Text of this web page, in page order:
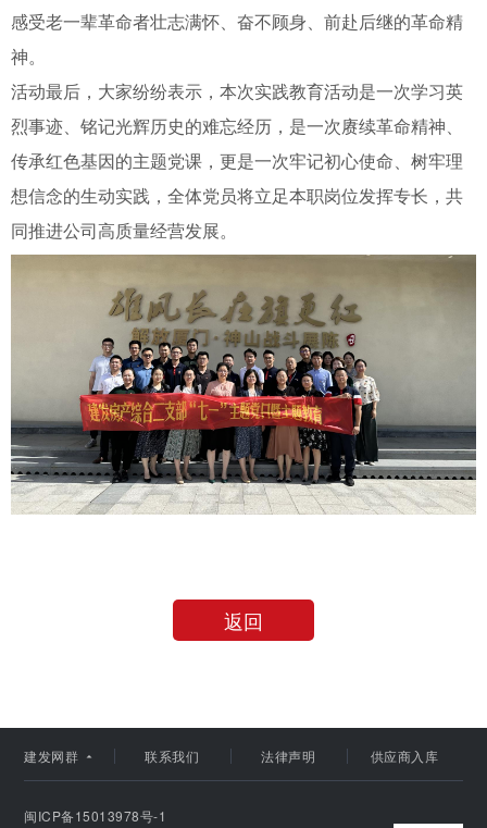
感受老一辈革命者壮志满怀、奋不顾身、前赴后继的革命精
神。
活动最后，大家纷纷表示，本次实践教育活动是一次学习英
烈事迹、铭记光辉历史的难忘经历，是一次赓续革命精神、
传承红色基因的主题党课，更是一次牢记初心使命、树牢理
想信念的生动实践，全体党员将立足本职岗位发挥专长，共
同推进公司高质量经营发展。
返回
建发网群  联系我们 法律声明 供应商入库
闽ICP备15013978号-1